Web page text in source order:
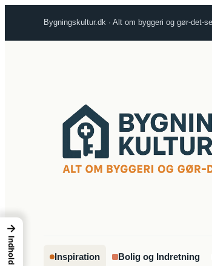
Bygningskultur.dk · Alt om byggeri og gør-det-
Inspiration Bolig og Indretning
→
Indhold